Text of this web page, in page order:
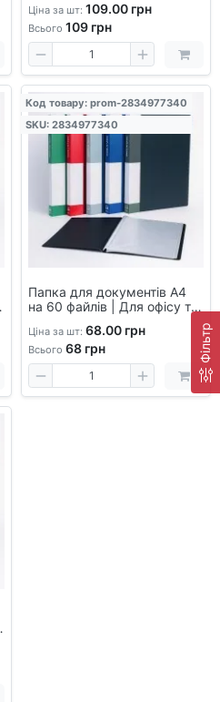
Фільтр
презентацій
Ціна за шт: 109.00 грн
Всього 109 грн
Папка для документів А4
на 60 файлів | Для офісу та
Код товару: prom-2834977340
SKU: 2834977340
Ціна за шт: 68.00 грн
Всього 68 грн